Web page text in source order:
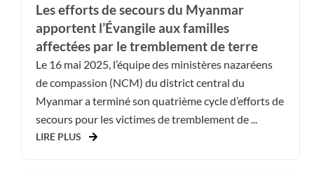
Les efforts de secours du Myanmar
apportent l’Évangile aux familles
affectées par le tremblement de terre
Le 16 mai 2025, l’équipe des ministères nazaréens
de compassion (NCM) du district central du
Myanmar a terminé son quatrième cycle d’efforts de
secours pour les victimes de tremblement de ...
LIRE PLUS